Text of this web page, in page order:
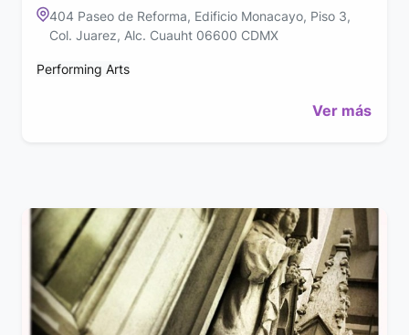
404 Paseo de Reforma, Edificio Monacayo, Piso 3,
Col. Juarez, Alc. Cuauht 06600 CDMX
Performing Arts
Ver más